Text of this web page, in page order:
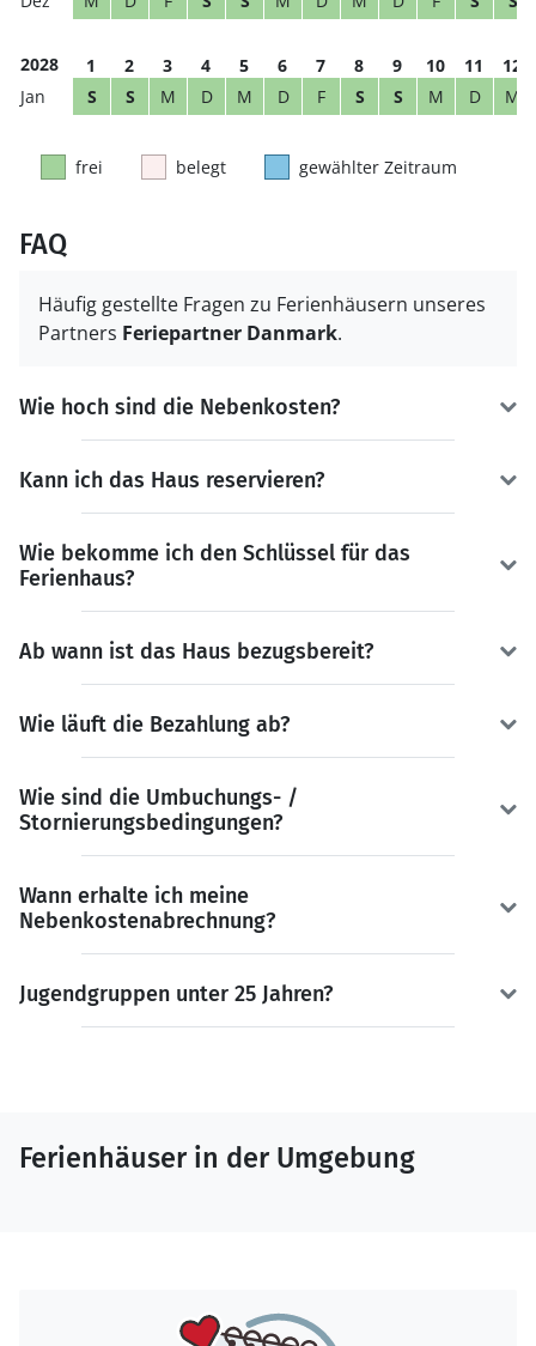
2028 1 2 3 4 5 6 7 8 9 10 11
12
S
S M D M D F S S M D M
frei belegt gewählter Zeitraum
FAQ
Häufig gestellte Fragen zu Ferienhäusern unseres
Partners Feriepartner Danmark.
Wie hoch sind die Nebenkosten?
Kann ich das Haus reservieren?
Wie bekomme ich den Schlüssel für das
Ferienhaus?
Ab wann ist das Haus bezugsbereit?
Wie läuft die Bezahlung ab?
Wie sind die Umbuchungs- /
Stornierungsbedingungen?
Wann erhalte ich meine
Nebenkostenabrechnung?
Jugendgruppen unter 25 Jahren?
Ferienhäuser in der Umgebung